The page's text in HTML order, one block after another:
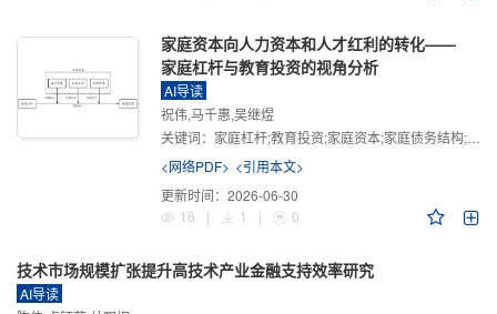
家庭资本向人力资本和人才红利的转化——
家庭杠杆与教育投资的视角分析
AI导读
祝伟,马千惠,吴继煜
关键词： 家庭杠杆;教育投资;家庭资本;家庭债务结构;CHFS
<网络PDF> <引用本文>
更新时间： 2026-06-30
16
| 1 | 0
技术市场规模扩张提升高技术产业金融支持效率研究
AI导读